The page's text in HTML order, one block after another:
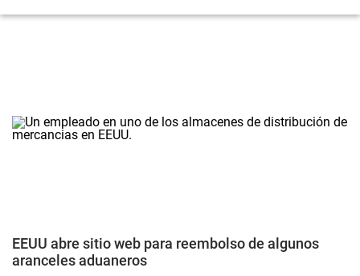
EEUU abre sitio web para reembolso de algunos
aranceles aduaneros